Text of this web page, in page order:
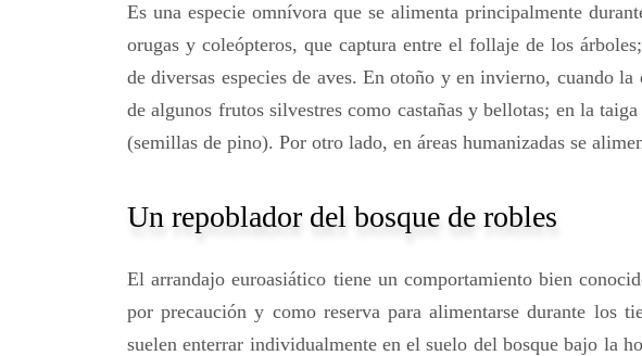
Es una especie omnívora que se alimenta principalmente
orugas y coleópteros, que captura entre el follaje de los
de diversas especies de aves. En otoño y en invierno, cuando
de algunos frutos silvestres como castañas y bellotas; en la
(semillas de pino). Por otro lado, en áreas humanizadas se
Un repoblador del bosque de robles
El arrandajo euroasiático tiene un comportamiento bien
por precaución y como reserva para alimentarse durante los
suelen enterrar individualmente en el suelo del bosque bajo la